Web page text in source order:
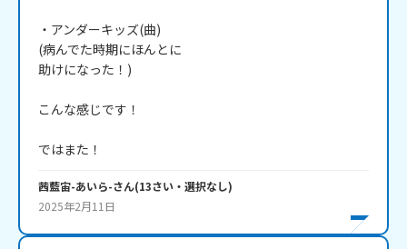
・アンダーキッズ(曲)
(病んでた時期にほんとに
助けになった！)
こんな感じです！
ではまた！
茜藍宙-あいら-さん(13さい・ 選択なし)
2025年2月11日